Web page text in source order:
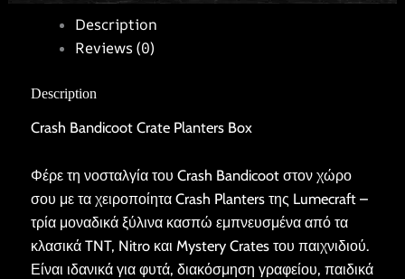
Description
Reviews (0)
Description
Crash Bandicoot Crate Planters Box
Φέρε τη νοσταλγία του Crash Bandicoot στον χώρο
σου με τα χειροποίητα Crash Planters της Lumecraft –
τρία μοναδικά ξύλινα κασπώ εμπνευσμένα από τα
κλασικά TNT, Nitro και Mystery Crates του παιχνιδιού.
Είναι ιδανικά για φυτά, διακόσμηση γραφείου, παιδικά